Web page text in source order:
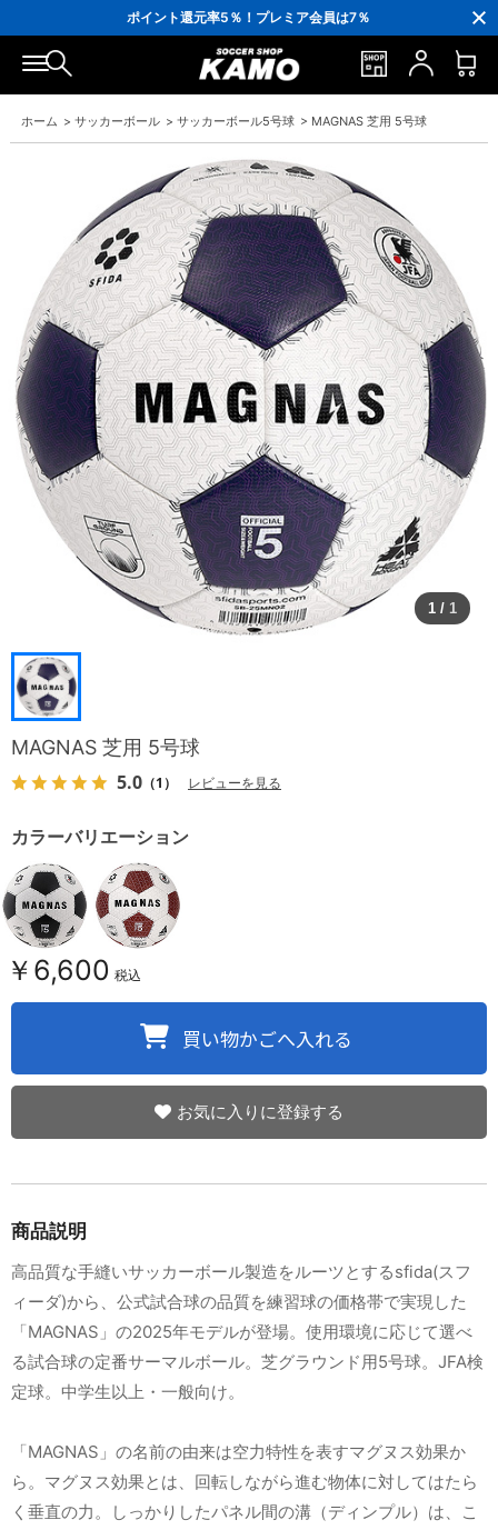
ポイント還元率5％！プレミア会員は7％
会員の方にはお誕生月に「10％OFFクーポン」プレゼント！
16,000円(税込)以上でシューズケースプレゼント！
3,300円(税込)以上で送料無料！
ホーム > サッカーボール > サッカーボール5号球 > MAGNAS 芝用 5号球
1 / 1
MAGNAS 芝用 5号球
5.0 （1） レビューを見る
カラーバリエーション
￥6,600 税込
お気に入りに登録する
商品説明
高品質な手縫いサッカーボール製造をルーツとするsfida(スフ
ィーダ)から、公式試合球の品質を練習球の価格帯で実現した
「MAGNAS」の2025年モデルが登場。使用環境に応じて選べ
る試合球の定番サーマルボール。芝グラウンド用5号球。JFA検
定球。中学生以上・一般向け。
「MAGNAS」の名前の由来は空力特性を表すマグヌス効果か
ら。マグヌス効果とは、回転しながら進む物体に対してはたら
く垂直の力。しっかりしたパネル間の溝（ディンプル）は、こ